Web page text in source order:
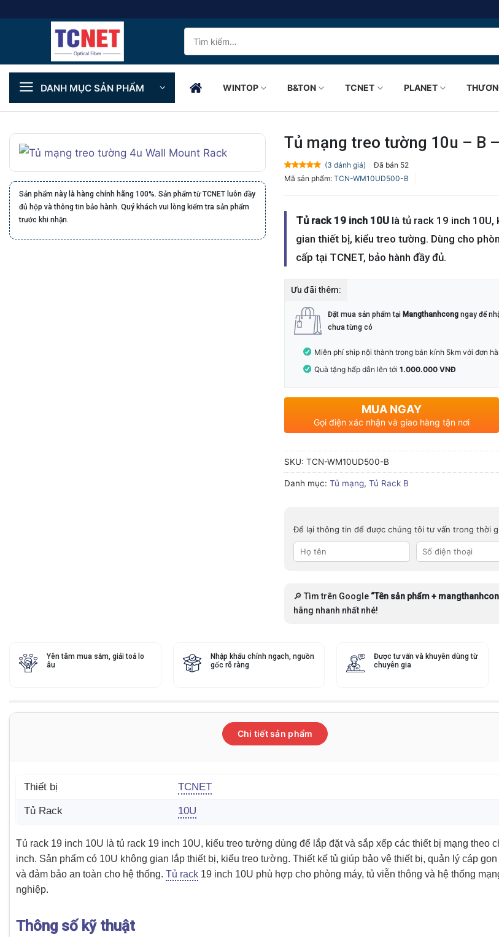
DANH MỤC SẢN PHẨM WINTOP B&TON TCNET PLANET
Sản phẩm này là hàng chính hãng 100%. Sản phẩm từ TCNET luôn đầy
đủ hộp và thông tin bảo hành. Quý khách vui lòng kiểm tra sản phẩm
trước khi nhận.
Tủ mạng treo tường 10u – B
5.0trên 5
dựa trên
3
(3 đánh giá) Đã bán 52
Mã sản phẩm: TCN-WM10UD500-B
Tủ rack 19 inch 10U là tủ rack 19 inch
gian thiết bị, kiểu treo tường. Dùng cho
cấp tại TCNET, bảo hành đầy đủ.
Ưu đãi thêm:
Đặt mua sản phẩm tại Mangthanhcong ngay để
chưa từng có
Miễn phí ship nội thành trong bán kính 5km với đơn
Quà tặng hấp dẫn lên tới 1.000.000 VNĐ
MUA NGAY
Gọi điện xác nhận và giao hàng tận nơi
SKU: TCN-WM10UD500-B
Danh mục: Tủ mạng, Tủ Rack B
Để lại thông tin để được chúng tôi tư vấn trong thời
🔎 Tìm trên Google “Tên sản phẩm +
hãng nhanh nhất nhé!
Yên tâm mua sắm, giải toả lo
âu
Nhập khẩu chính ngạch, nguồn
gốc rõ ràng
Được tư vấn và khuyên dùng từ
chuyên gia
Chi tiết sản phẩm
Thiết bị TCNET
Tủ Rack 10U
Tủ rack 19 inch 10U là tủ rack 19 inch 10U, kiểu treo tường dùng để lắp đặt và sắp xếp các thiết bị mạng theo
inch. Sản phẩm có 10U không gian lắp thiết bị, kiểu treo tường. Thiết kế tủ giúp bảo vệ thiết bị, quản lý cáp gọn
và đảm bảo an toàn cho hệ thống. Tủ rack 19 inch 10U phù hợp cho phòng máy, tủ viễn thông và hệ thống
nghiệp.
Thông số kỹ thuật